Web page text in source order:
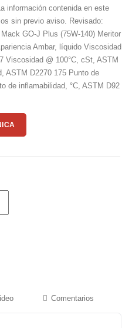
información contenida en este
sin previo aviso. Revisado:
GO-J Plus (75W-140) Meritor
Ambar, líquido Viscosidad
Viscosidad @ 100°C, cSt, ASTM
ASTM D2270 175 Punto de
de inflamabilidad, °C, ASTM D92
Comentarios